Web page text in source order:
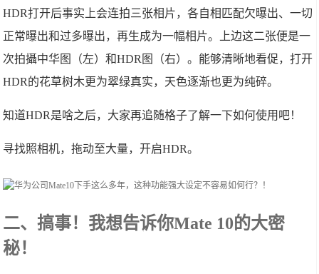
HDR打开后事实上会连拍三张相片，各自相匹配欠曝出、一切
正常曝出和过多曝出，再生成为一幅相片。上边这二张便是一
次拍攝中华图（左）和HDR图（右）。能够清晰地看促，打开
HDR的花草树木更为翠绿真实，天色逐渐也更为纯碎。
知道HDR是啥之后，大家再追随格子了解一下如何使用吧！
寻找照相机，拖动至大量，开启HDR。
二、搞事！我想告诉你Mate 10的大密
秘！